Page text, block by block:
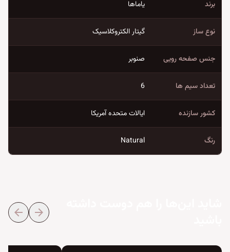
برند یاماها
نوع ساز گیتار الکتروکلاسیک
جنس صفحه رویی صنوبر
تعداد سیم ها 6
کشور سازنده ایالات متحده آمریکا
رنگ Natural
arrow_forward
arrow_back